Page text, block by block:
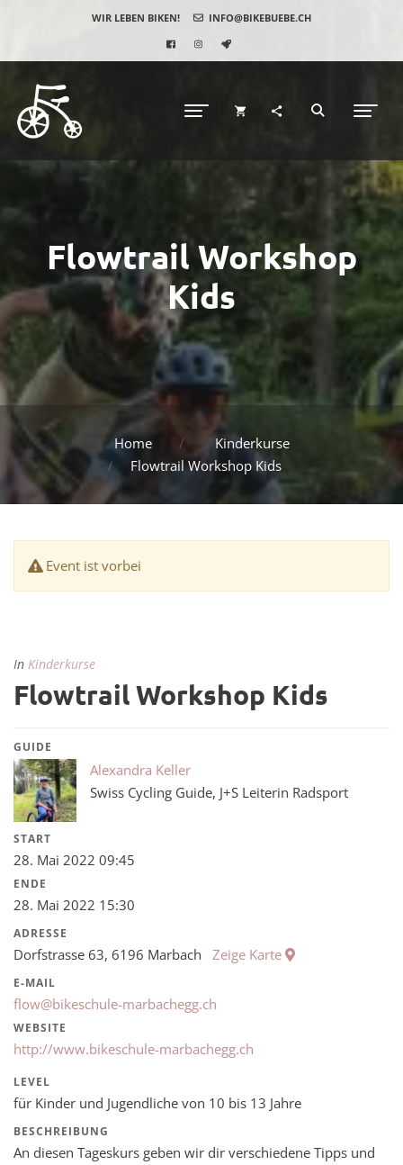
WIR LEBEN BIKEN! INFO@BIKEBUEBE.CH
Flowtrail Workshop
Kids
Home
Kinderkurse
Flowtrail Workshop Kids
Event ist vorbei
In Kinderkurse
Flowtrail Workshop Kids
GUIDE
Alexandra Keller
Swiss Cycling Guide, J+S Leiterin Radsport
START
28. Mai 2022 09:45
ENDE
28. Mai 2022 15:30
ADRESSE
Dorfstrasse 63, 6196 Marbach Zeige Karte
E-MAIL
flow@bikeschule-marbachegg.ch
WEBSITE
http://www.bikeschule-marbachegg.ch
LEVEL
für Kinder und Jugendliche von 10 bis 13 Jahre
BESCHREIBUNG
An diesen Tageskurs geben wir dir verschiedene Tipps und